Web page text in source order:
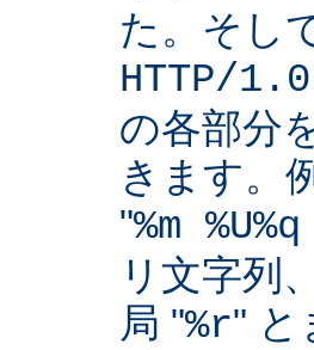
た。そし
HTTP/1.0
の各部分
きます。
"%m
リ文字列
局 "%r" と